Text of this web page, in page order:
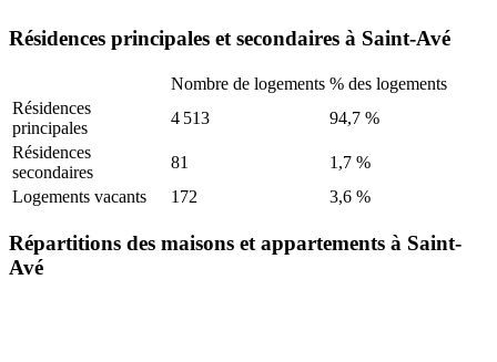
Résidences principales et secondaires à Saint-Avé
Nombre de logements % des logements
Résidences
principales
4 513
94,7 %
Résidences
secondaires
81
1,7 %
Logements vacants
172 3,6 %
Répartitions des maisons et appartements à Saint-
Avé